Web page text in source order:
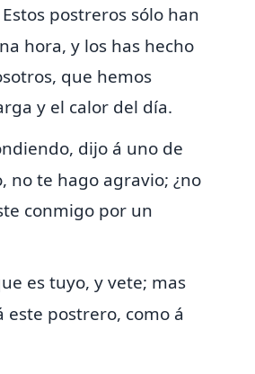
postreros sólo han
hora, y los has hecho
que hemos
y el calor del día.
dijo á uno de
no te hago agravio; ¿no
conmigo por un
es tuyo, y vete; mas
este postrero, como á